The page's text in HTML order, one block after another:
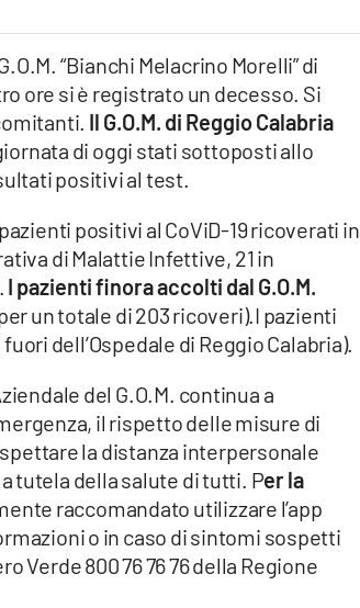
“Bianchi Melacrino Morelli” di
ore si è registrato un decesso. Si
Il G.O.M. di Reggio Calabria
di oggi stati sottoposti allo
positivi al test.
positivi al CoViD-19 ricoverati in
di Malattie Infettive, 21 in
I pazienti finora accolti dal G.O.M.
un totale di 203 ricoveri).I pazienti
dell’Ospedale di Reggio Calabria).
del G.O.M. continua a
il rispetto delle misure di
la distanza interpersonale
tutela della salute di tutti. Per la
raccomandato utilizzare l’app
o in caso di sintomi sospetti
Verde 800 76 76 76 della Regione